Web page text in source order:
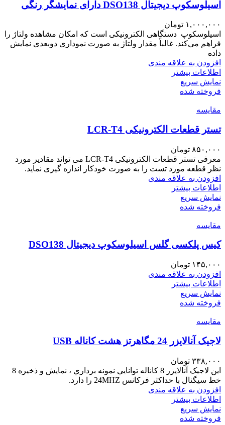
اسیلوسکوپ دیجیتال DSO138 دارای نمایشگر رنگی
۱,۰۰۰,۰۰۰ تومان
اسیلوسکوپ دستگاهی الکترونیکی است که امکان مشاهده ولتاژ را
فراهم می‌کند. غالباً مقدار ولتاژ به صورت نموداری دوبعدی نمایش
داده
افزودن به علاقه مندی
اطلاعات بیشتر
نمایش سریع
فروخته شده
مقايسه
تستر قطعات الکترونیکی LCR-T4
۸۵۰,۰۰۰ تومان
معرفی تستر قطعات الکترونیکی LCR-T4 می تواند مقادیر مورد
نظر قطعه مورد تست را به صورت خودکار اندازه گیری نماید.
افزودن به علاقه مندی
اطلاعات بیشتر
نمایش سریع
فروخته شده
مقايسه
کیس پلکسی گلس اسیلوسکوپ دیجیتال DSO138
۱۴۵,۰۰۰ تومان
افزودن به علاقه مندی
اطلاعات بیشتر
نمایش سریع
فروخته شده
مقايسه
لاجیک آنالایزر 24 مگاهرتز هشت کاناله USB
۳۳۸,۰۰۰ تومان
این لاجیک آنالایزر 8 کاناله توانايي نمونه برداري ، نمايش و ذخيره 8
خط سيگنال با حداكثر فركانس 24MHZ را دارد.
افزودن به علاقه مندی
اطلاعات بیشتر
نمایش سریع
فروخته شده